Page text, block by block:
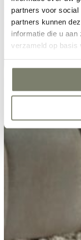
partners voor
partners kunnen
informatie die u
verzameld op basis